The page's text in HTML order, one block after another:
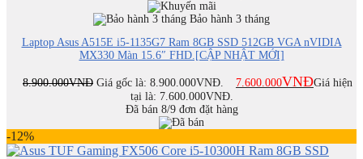
Bảo hành 3 tháng
Laptop Asus A515E i5-1135G7 Ram 8GB SSD 512GB VGA nVIDIA
MX330 Màn 15.6″ FHD.[CẬP NHẬT MỚI]
8.900.000VNĐ Giá gốc là: 8.900.000VNĐ. 7.600.000VNĐGiá hiện
tại là: 7.600.000VNĐ.
Đã bán 8/9 đơn đặt hàng
-12%